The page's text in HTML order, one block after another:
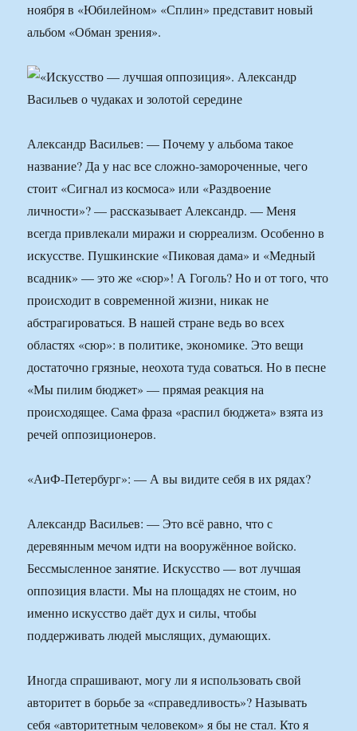
ноября в «Юбилейном» «Сплин» представит новый
альбом «Обман зрения».
Александр Васильев: — Почему у альбома такое
название? Да у нас все сложно-замороченные, чего
стоит «Сигнал из космоса» или «Раздвоение
личности»? — рассказывает Александр. — Меня
всегда привлекали миражи и сюрреализм. Особенно в
искусстве. Пушкинские «Пиковая дама» и «Медный
всадник» — это же «сюр»! А Гоголь? Но и от того, что
происходит в современной жизни, никак не
абстрагироваться. В нашей стране ведь во всех
областях «сюр»: в политике, экономике. Это вещи
достаточно грязные, неохота туда соваться. Но в песне
«Мы пилим бюджет» — прямая реакция на
происходящее. Сама фраза «распил бюджета» взята из
речей оппозиционеров.
«АиФ-Петербург»: — А вы видите себя в их рядах?
Александр Васильев: — Это всё равно, что с
деревянным мечом идти на вооружённое войско.
Бессмысленное занятие. Искусство — вот лучшая
оппозиция власти. Мы на площадях не стоим, но
именно искусство даёт дух и силы, чтобы
поддерживать людей мыслящих, думающих.
Иногда спрашивают, могу ли я использовать свой
авторитет в борьбе за «справедливость»? Называть
себя «авторитетным человеком» я бы не стал. Кто я